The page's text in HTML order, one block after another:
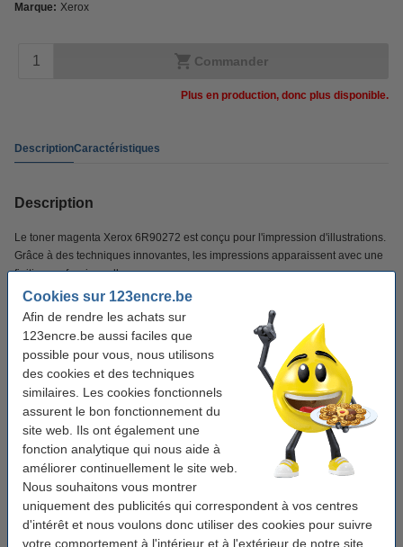
Cookies sur 123encre.be
Afin de rendre les achats sur
123encre.be aussi faciles que
possible pour vous, nous utilisons
des cookies et des techniques
similaires. Les cookies fonctionnels
assurent le bon fonctionnement du
site web. Ils ont également une
fonction analytique qui nous aide à
améliorer continuellement le site web.
Nous souhaitons vous montrer
uniquement des publicités qui correspondent à vos centres
d'intérêt et nous voulons donc utiliser des cookies pour suivre
votre comportement à l'intérieur et à l'extérieur de notre site
Marque: Xerox
Commander
Plus en production, donc plus disponible.
DescriptionCaractéristiques
Description
Le toner magenta Xerox 6R90272 est conçu pour l'impression d'illustrations.
Grâce à des techniques innovantes, les impressions apparaissent avec une
finition professionnelle.
Caractéristiques
Couleur: magenta
Type: cartouche de toner
Version: Standard (6 pièces)
Marque: Xerox
Code EAN: -
Code produit: 046866